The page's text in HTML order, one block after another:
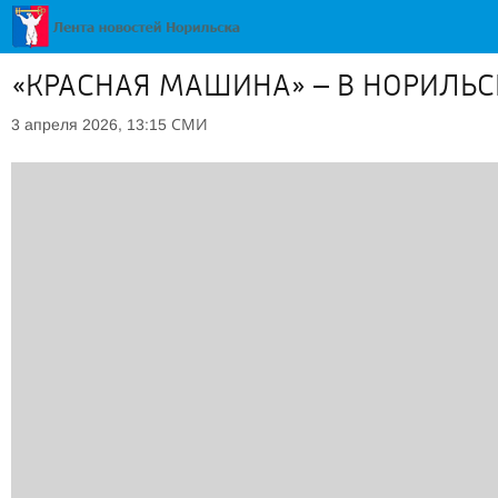
«КРАСНАЯ МАШИНА» – В
3 апреля 2026, 13:15 СМИ